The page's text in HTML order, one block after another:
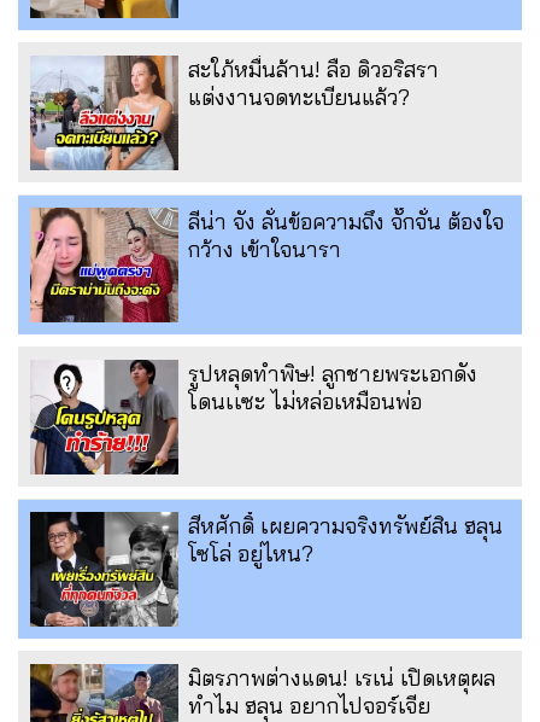
สะใภ้หมื่นล้าน! ลือ ดิวอริสรา
แต่งงานจดทะเบียนแล้ว?
ลีน่า จัง ลั่นข้อความถึง จั๊กจั่น ต้องใจ
กว้าง เข้าใจนารา
รูปหลุดทำพิษ! ลูกชายพระเอกดัง
โดนเเซะ ไม่หล่อเหมือนพ่อ
สีหศักดิ์ เผยความจริงทรัพย์สิน ฮลุน
โซโล่ อยู่ไหน?
มิตรภาพต่างแดน! เรเน่ เปิดเหตุผล
ทำไม ฮลุน อยากไปจอร์เจีย